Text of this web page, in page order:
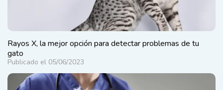
Rayos X, la mejor opción para detectar problemas de tu
gato
Publicado el 05/06/2023